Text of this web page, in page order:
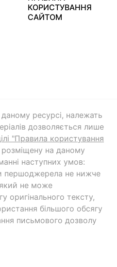
КОРИСТУВАННЯ
САЙТОМ
даному ресурсі, належать
дозволяється лише
"Правила користування
на даному
наступних умов:
першоджерела не нижче
не може
оригінального тексту,
більшого обсягу
письмового дозволу